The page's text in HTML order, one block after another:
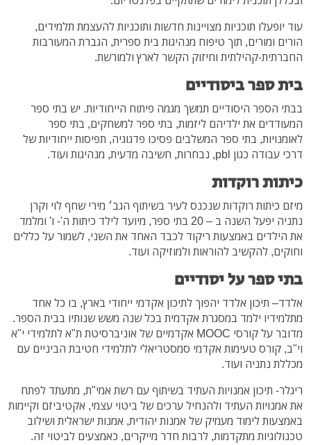
עוד יופעלו תוכניות מצויינות חדשות ותוכניות להעצמת תלמידים,
הורים ומורים, תוך טיפוח מנהיגות בית ספרית, הגברת המעורבות
החברתית-קהילתית וחיזוק הקשר לארץ ולמורשת.
בית ספר ביסודיים
בבתי הספר היסודיים תמשך מגמה פיתוח הייחודיות. יש בתי ספר
המעודדים את ילדיהם ליזמות, בתי ספר למשחקים, בתי ספר
לאומנויות, בתי ספר המשלבים פסיכו פדגוגיה, תפיסות ייחודיות של
דרכי עבודה כגון pbl, נבחרות, חשיבה מדעית, מנהיגות ועוד.
כיתות רוקדות
מיזם כיתות רוקדותשנכנס לעיר בשיתוף הגב׳ מירי שחף לוי וקרן
נתניה
יפעל השנה ב – 20 בתי ספר, מיועד לילד כיתות ה'- ו' ומלמד
את הילדים באמצעות ריקוד לכבד האחד את השני, לשמור על כללים
וחוקים, להקשיב להוראות ולמוזיקה ועוד.
בתי ספר על יסודיים
אלדד– תיכון אלדד יהפוך לתיכון אקדמי ייחודי בארץ, בו כל אחד
מתלמידיו ילמד במסגרת אקדמית בכל שנה משש שנותיו בבית הספר.
מדובר על קורסי MOOC אקדמיים של אוניברסיטת ת"א לתלמידי י"א
וי"ב, קורס טעימות אקדמי סמסטריאלי לתלמידי חטיבת הביניים עם
מכללת נתניה ועוד.
ריגלר- תיכון אמנויות העתיד בשיתוף עם רשת אמי"ת, מתעתד לפתח
את אמנויות העתיד ולהנחיל ערכים של ביטוי עצמי, אקטיביזם וקיימות
באמצעות לימוד מעמיק של אמנות יהודית, אמנות ישראלית ושילוב
טכנולוגיות מתקדמות, לרבות חדר מייקרים, כאמצעים לביטוי זה.